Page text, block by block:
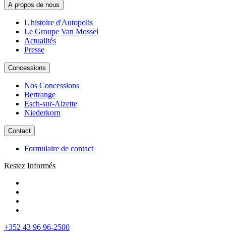
A propos de nous
L'histoire d'Autopolis
Le Groupe Van Mossel
Actualités
Presse
Concessions
Nos Concessions
Bertrange
Esch-sur-Alzette
Niederkorn
Contact
Formulaire de contact
Restez Informés
+352 43 96 96-2500